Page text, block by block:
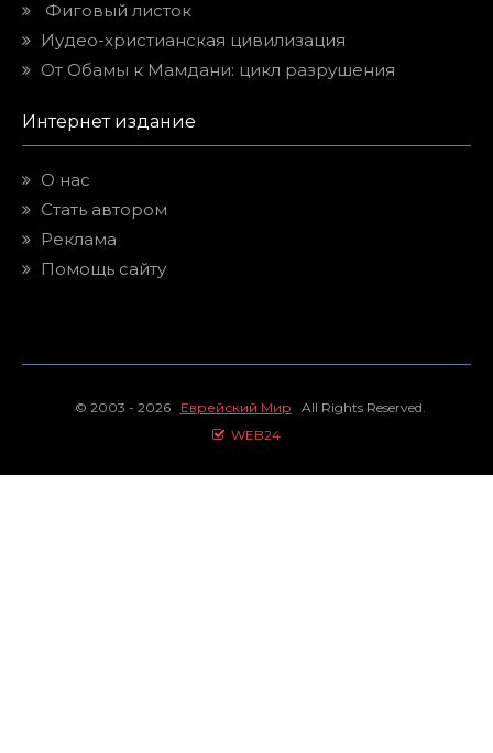
Фиговый листок
Иудео-христианская цивилизация
От Обамы к Мамдани: цикл разрушения
Интернет издание
О нас
Стать автором
Реклама
Помощь сайту
© 2003 - 2026 Еврейский Мир All Rights Reserved.
WEB24